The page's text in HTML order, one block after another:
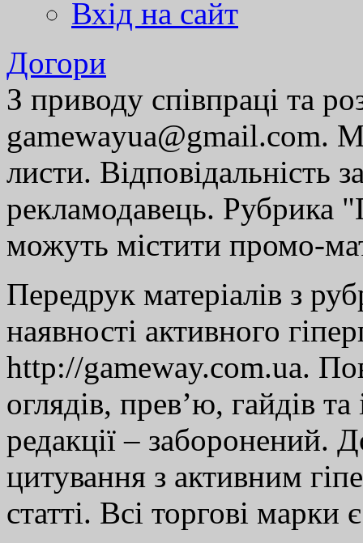
Вхід на сайт
Догори
З приводу співпраці та
gamewayua@gmail.com.
листи. Відповідальність
рекламодавець. Рубрика
можуть містити промо-
Передрук матеріалів з
наявності активного
http://gameway.com.ua.
оглядів, прев’ю, гайдів
редакції – заборонений.
цитування з активним
статті. Всі торгові марки